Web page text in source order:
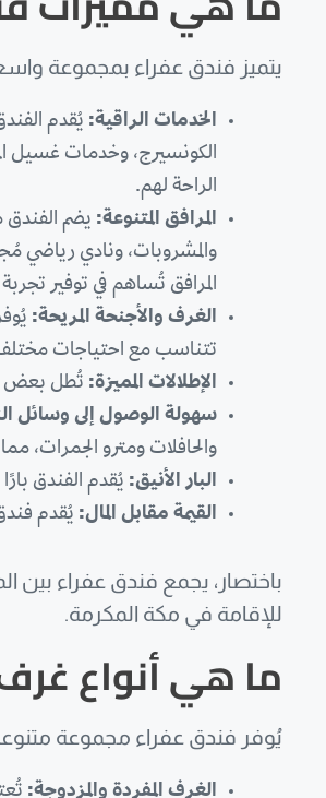
يتميز فندق عفراء بمجموعة
الخدمات الراقية: يُقدم
الكونسيرج، وخدمات غسيل
الراحة لهم.
المرافق المتنوعة: يضم الفندق
والمشروبات، ونادي رياضي
المرافق تُساهم في توفير تجربة
الغرف والأجنحة المريحة:
تتناسب مع احتياجات مختلف
الإطلالات المميزة: تُطل بعض
سهولة الوصول إلى وسائل
والحافلات ومترو الجمرات،
البار الأنيق: يُقدم الفندق
القيمة مقابل المال: يُقدم
باختصار، يجمع فندق عفراء بين
للإقامة في مكة المكرمة.
ما هي أنواع
يُوفر فندق عفراء مجموعة
الغرف المفردة والمزدوجة: